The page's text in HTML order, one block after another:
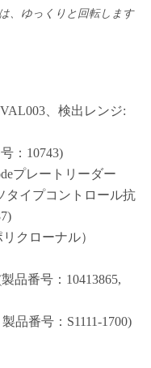
、ゆっくりと回転します
、検出レンジ:
：10743)
プレートリーダー
タイプコントロール抗
クローナル）
品番号：10413865,
品番号：S1111-1700)